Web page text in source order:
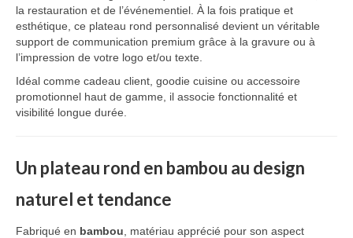
Polo Publicitaire
Sweat-shirt
Tee-shirt publicitaire
Contact
la restauration et de l’événementiel. À la fois pratique et
esthétique, ce plateau rond personnalisé devient un véritable
support de communication premium grâce à la gravure ou à
l’impression de votre logo et/ou texte.
Idéal comme cadeau client, goodie cuisine ou accessoire
promotionnel haut de gamme, il associe fonctionnalité et
visibilité longue durée.
Un plateau rond en bambou au design
naturel et tendance
Fabriqué en bambou , matériau apprécié pour son aspect